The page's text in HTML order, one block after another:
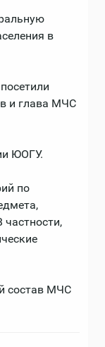
в
и глава МЧС
ЮОГУ.
по
частности,
состав МЧС